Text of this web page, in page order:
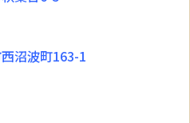
沼波町163-1